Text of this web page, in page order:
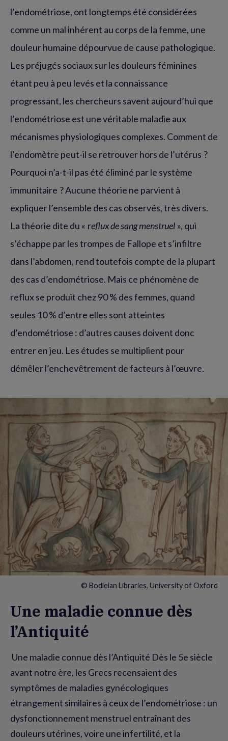
l’endométriose, ont longtemps été considérées
comme un mal inhérent au corps de la femme, une
douleur humaine dépourvue de cause pathologique.
Les préjugés sociaux sur les douleurs féminines
étant peu à peu levés et la connaissance
progressant, les chercheurs savent aujourd’hui que
l’endométriose est une véritable maladie aux
mécanismes physiologiques complexes. Comment de
l’endomètre peut-il se retrouver hors de l’utérus ?
Pourquoi n’a-t-il pas été éliminé par le système
immunitaire ? Aucune théorie ne parvient à
expliquer l’ensemble des cas observés, très divers.
La théorie dite du « reflux de sang menstruel », qui
s’échappe par les trompes de Fallope et s’infiltre
dans l’abdomen, rend toutefois compte de la plupart
des cas d’endométriose. Mais ce phénomène de
reflux se produit chez 90 % des femmes, quand
seules 10 % d’entre elles sont atteintes
d’endométriose : d’autres causes doivent donc
entrer en jeu. Les études se multiplient pour
démêler l’enchevêtrement de facteurs à l’œuvre.
© Bodleian Libraries, University of Oxford
Une maladie connue dès
l’Antiquité
Une maladie connue dès l’Antiquité Dès le 5e siècle
avant notre ère, les Grecs recensaient des
symptômes de maladies gynécologiques
étrangement similaires à ceux de l’endométriose : un
dysfonctionnement menstruel entraînant des
douleurs utérines, voire une infertilité, et la